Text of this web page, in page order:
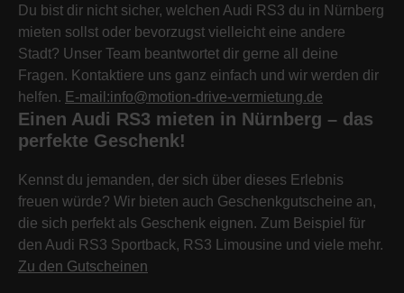
Du bist dir nicht sicher, welchen Audi RS3 du in Nürnberg
mieten sollst oder bevorzugst vielleicht eine andere
Stadt? Unser Team beantwortet dir gerne all deine
Fragen. Kontaktiere uns ganz einfach und wir werden dir
helfen. E-mail:info@motion-drive-vermietung.de
Einen Audi RS3 mieten in Nürnberg – das
perfekte Geschenk!
Kennst du jemanden, der sich über dieses Erlebnis
freuen würde? Wir bieten auch Geschenkgutscheine an,
die sich perfekt als Geschenk eignen. Zum Beispiel für
den Audi RS3 Sportback, RS3 Limousine und viele mehr.
Zu den Gutscheinen